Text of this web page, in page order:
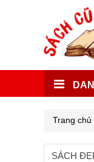
Trang chủ
SÁCH